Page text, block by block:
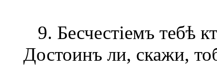
9. Бесчестіемъ тебѣ
Достоинъ ли, скажи,